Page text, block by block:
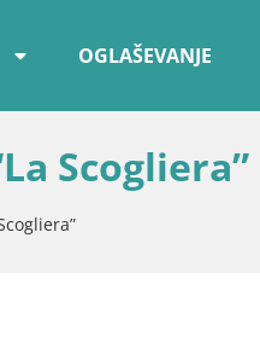
OGLAŠEVANJE
Scogliera”